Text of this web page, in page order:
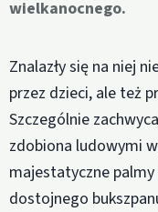
wielkanocnego.
Znalazły się na niej
przez dzieci, ale też
Szczególnie
zdobiona ludowymi
majestatyczne
dostojnego